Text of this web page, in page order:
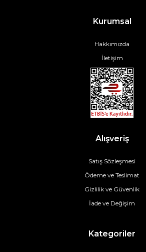
Kurumsal
Hakkımızda
İletişim
Alışveriş
Satış Sözleşmesi
Ödeme ve Teslimat
Gizlilik ve Güvenlik
İade ve Değişim
Kategoriler